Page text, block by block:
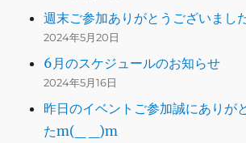
週末ご参加ありがとうございま
2024年5月20日
6月のスケジュールのお知らせ
2024年5月16日
昨日のイベントご参加誠にありが
たm(_ _)m